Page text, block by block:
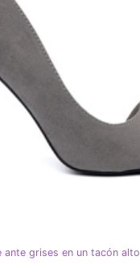
ante grises en un tacón alto